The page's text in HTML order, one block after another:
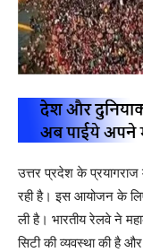
उत्तर प्रदेश के
रही है। इस आयोजन के
ली है। भारतीय रेलवे ने
सिटी की व्यवस्था की है